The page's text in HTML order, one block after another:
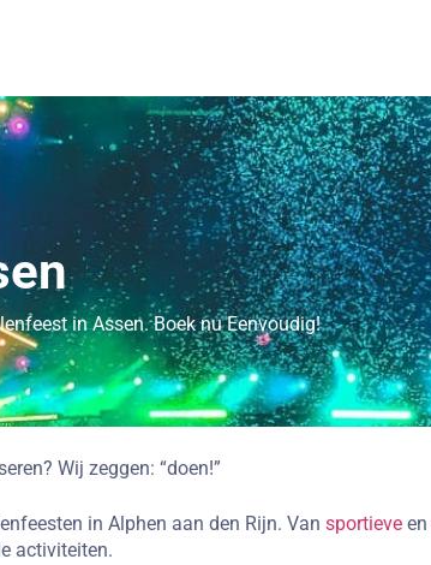
in Assen. Boek nu Eenvoudig!
Wij zeggen: “doen!”
in Alphen aan den Rijn. Van sportieve en
activiteiten.